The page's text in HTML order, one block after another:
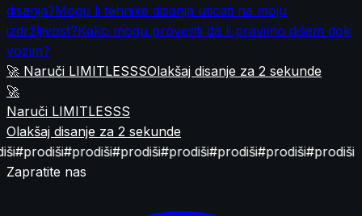
disanja?Mogu li tehnike disanja uticati na moju
izdržljivost?Kako mogu proveriti da li pravilno dišem dok
vozim?
🚀 Naruči LIMITLESSSOlakšaj disanje za 2 sekunde
🚀
Naruči LIMITLESSS
Olakšaj disanje za 2 sekunde
#prodiši#prodiši#prodiši#prodiši#prodiši#prodiši#prodiši
Zapratite nas